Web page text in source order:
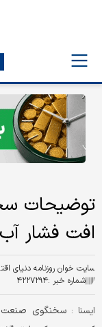
توضیحات
افت فشار
سایت خوان روزنامه دنیای
شماره خبر :۴۲۲۷۲۹۴
ایسنا :سخنگوی صنعت